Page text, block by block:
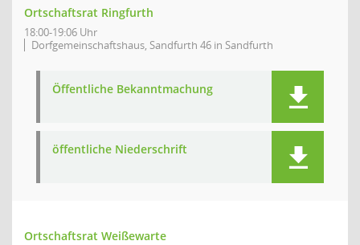
Ortschaftsrat Ringfurth
18:00-19:06 Uhr
Dorfgemeinschaftshaus, Sandfurth 46 in Sandfurth
Öffentliche Bekanntmachung
öffentliche Niederschrift
Ortschaftsrat Weißewarte